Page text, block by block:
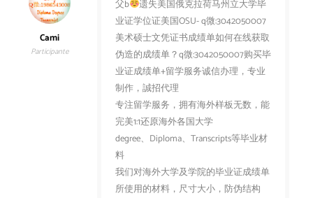
Cami
Participante
父b
遗失美国俄克拉荷马州立大学毕
业证学位证美国OSU- q微:3042050007
美术硕士文凭证书成绩单如何在线获取
伪造的成绩单？q微:3042050007购买毕
业证成绩单+留学服务诚信办理，专业
制作，誠招代理
专注留学服务，拥有海外样板无数，能
完美1:1还原海外各国大学
degree、Diploma、Transcripts等毕业材
料
我们对海外大学及学院的毕业证成绩单
所使用的材料，尺寸大小，防伪结构